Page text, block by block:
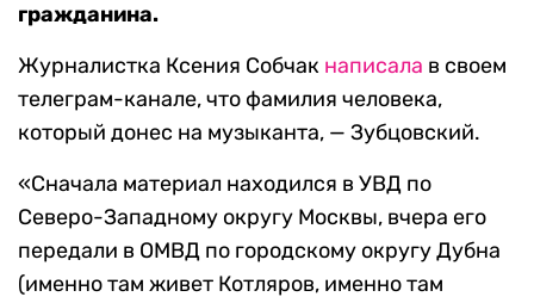
гражданина.
Журналистка Ксения Собчак написала в своем
телеграм-канале, что фамилия человека,
который донес на музыканта, — Зубцовский.
«Сначала материал находился в УВД по
Северо-Западному округу Москвы, вчера его
передали в ОМВД по городскому округу Дубна
(именно там живет Котляров, именно там